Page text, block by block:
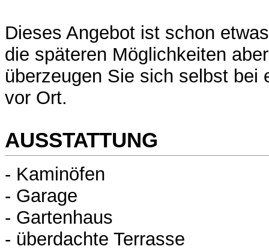
Dieses Angebot ist schon
die späteren Möglichkeiten
überzeugen Sie sich selbst bei
vor Ort.
AUSSTATTUNG
- Kaminöfen
- Garage
- Gartenhaus
- überdachte Terrasse